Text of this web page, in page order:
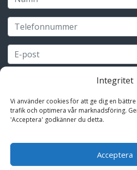
Integritet
Vi använder cookies för att ge dig en
trafik och optimera vår marknadsföring.
'Acceptera' godkänner du detta.
Acceptera
Kontakta oss:
Vi levererar och installerar över hela Sverige